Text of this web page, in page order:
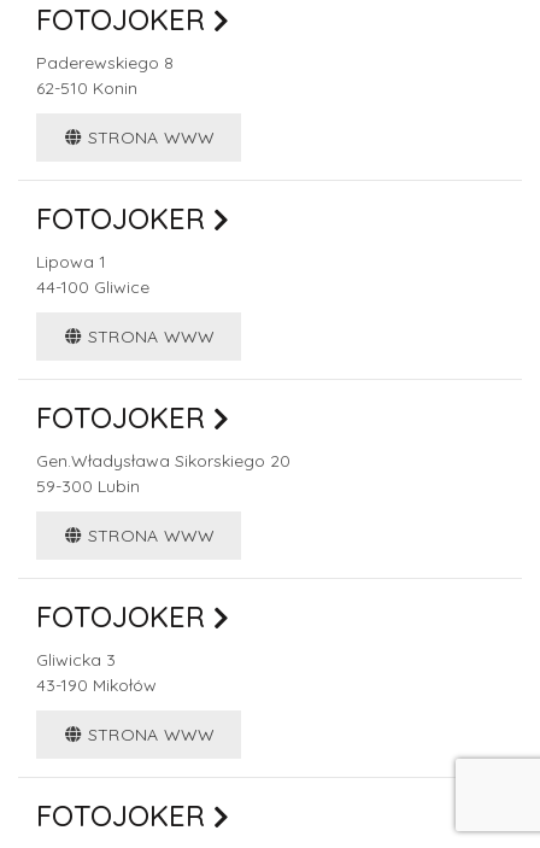
FOTOJOKER
Paderewskiego 8
62-510 Konin
STRONA WWW
FOTOJOKER
Lipowa 1
44-100 Gliwice
STRONA WWW
FOTOJOKER
Gen.Władysława Sikorskiego 20
59-300 Lubin
STRONA WWW
FOTOJOKER
Gliwicka 3
43-190 Mikołów
STRONA WWW
FOTOJOKER